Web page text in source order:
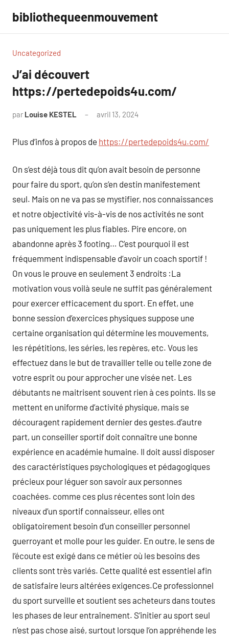
contenu
bibliothequeenmouvement
Uncategorized
J’ai découvert
https://pertedepoids4u.com/
par Louise KESTEL avril 13, 2024
Plus d’infos à propos de https://pertedepoids4u.com/
On s’est déjà tous dit qu’on avait besoin de personne
pour faire du sport, qu’on s’en destin manifestement
seul. Mais on ne va pas se mystifier, nos connaissances
et notre objectivité vis-à-vis de nos activités ne sont
pas uniquement les plus fiables. Pire encore, on
abandonne après 3 footing… C’est pourquoi il est
fréquemment indispensable d’avoir un coach sportif !
On vous le prouve en seulement 3 endroits :La
motivation vous voilà seule ne suffit pas généralement
pour exercer efficacement du sport. En effet, une
bonne session d’exercices physiques suppose une
certaine organisation qui détermine les mouvements,
les répétitions, les séries, les repères, etc. Vous les
effectuez dans le but de travailler telle ou telle zone de
votre esprit ou pour approcher une visée net. Les
débutants ne maitrisent souvent rien à ces points. Ils se
mettent en uniforme d’activité physique, mais se
découragent rapidement dernier des gestes.d’autre
part, un conseiller sportif doit connaître une bonne
expérience en académie humaine. Il doit aussi disposer
des caractéristiques psychologiques et pédagogiques
précieux pour léguer son savoir aux personnes
coachées. comme ces plus récentes sont loin des
niveaux d’un sportif connaisseur, elles ont
obligatoirement besoin d’un conseiller personnel
guerroyant et molle pour les guider. En outre, le sens de
l’écoute est exigé dans ce métier où les besoins des
clients sont très variés. Cette qualité est essentiel afin
de satisfaire leurs altérées exigences.Ce professionnel
du sport surveille et soutient ses acheteurs dans toutes
les phases de leur entraînement. S’initier au sport seul
n’est pas chose aisé, surtout lorsque l’on appréhende les